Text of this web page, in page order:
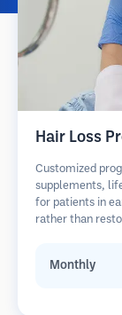
Hair Loss
Customized
supplements,
for patients in
rather than
Monthly